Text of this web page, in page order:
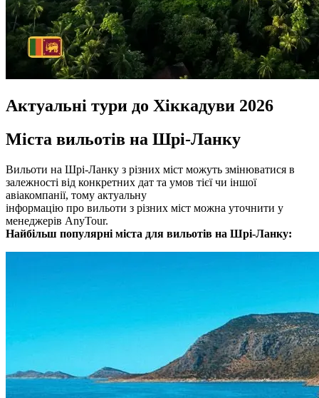
Актуальні тури до Хіккадуви 2026
Міста вильотів на Шрі-Ланку
Вильоти на Шрі-Ланку з різних міст можуть змінюватися в
залежності від конкретних дат та умов тієї чи іншої
авіакомпанії, тому актуальну
інформацію про вильоти з різних міст можна уточнити у
менеджерів AnyTour.
Найбільш популярні міста для вильотів на Шрі-Ланку: